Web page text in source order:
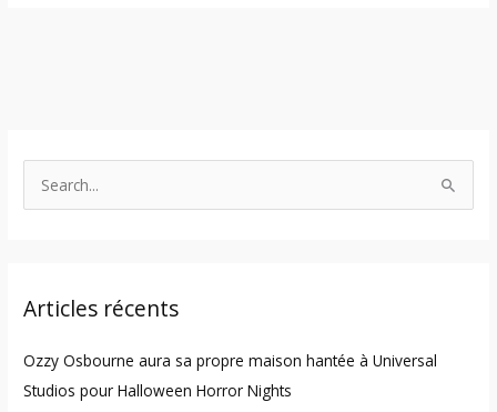
c
f
o
Articles récents
Ozzy Osbourne aura sa propre maison hantée à Universal
Studios pour Halloween Horror Nights